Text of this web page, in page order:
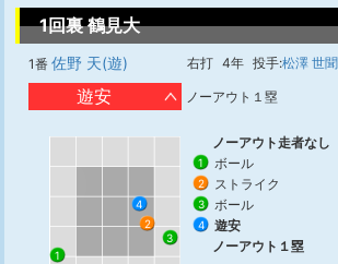
1回裏 鶴見大
1番 佐野 天(遊) 右打 4年 投手:松澤 世聞
遊安 ノーアウト１塁
1
2
3
4
ノーアウト走者なし
1 ボール
2 ストライク
3 ボール
4
遊安
ノーアウト１塁